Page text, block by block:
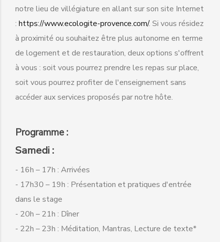
notre lieu de villégiature en allant sur son site Internet
: https://www.ecologite-provence.com/. Si vous résidez
à proximité ou souhaitez être plus autonome en terme
de logement et de restauration, deux options s'offrent
à vous : soit vous pourrez prendre les repas sur place,
soit vous pourrez profiter de l'enseignement sans
accéder aux services proposés par notre hôte.
Programme :
Samedi :
- 16h – 17h : Arrivées
- 17h30 – 19h : Présentation et pratiques d'entrée
dans le stage
- 20h – 21h : Dîner
- 22h – 23h : Méditation, Mantras, Lecture de texte*